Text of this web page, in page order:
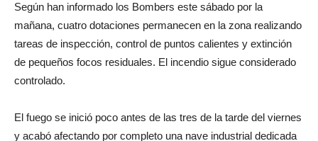
Según han informado los Bombers este sábado por la
mañana, cuatro dotaciones permanecen en la zona realizando
tareas de inspección, control de puntos calientes y extinción
de pequeños focos residuales. El incendio sigue considerado
controlado.
El fuego se inició poco antes de las tres de la tarde del viernes
y acabó afectando por completo una nave industrial dedicada